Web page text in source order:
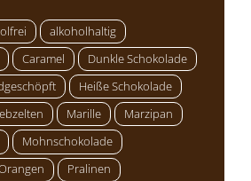
alkoholhaltig
Caramel
Dunkle Schokolade
Heiße Schokolade
Marille
Marzipan
Mohnschokolade
Pralinen